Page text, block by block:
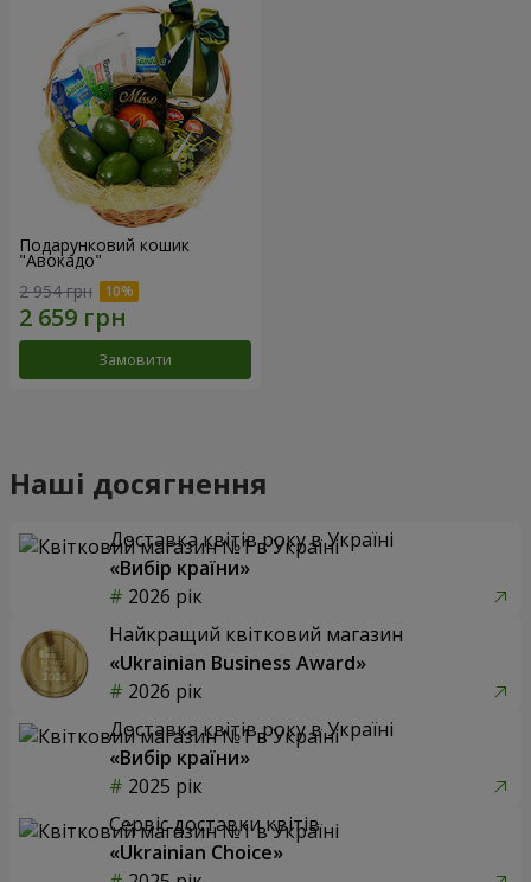
Подарунковий кошик
"Авокадо"
2 954 грн
Замовити
Наші досягнення
Доставка квітів року в Україні
«Вибір країни»
2026 рік
Найкращий квітковий магазин
«Ukrainian Business Award»
2026 рік
Доставка квітів року в Україні
«Вибір країни»
2025 рік
Сервіс доставки квітів
«Ukrainian Choice»